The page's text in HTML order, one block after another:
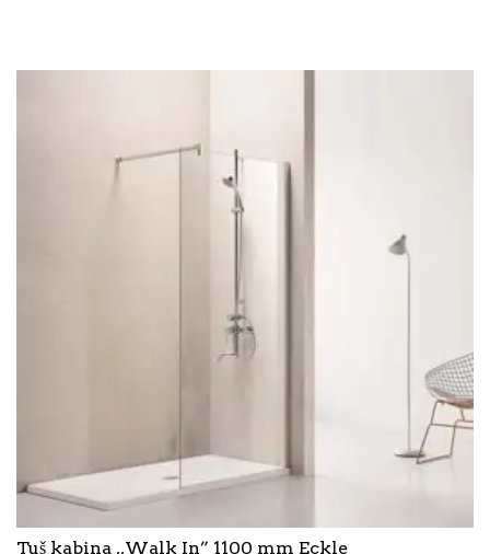
Tuš kabina ,,Walk In” 1100 mm Eckle